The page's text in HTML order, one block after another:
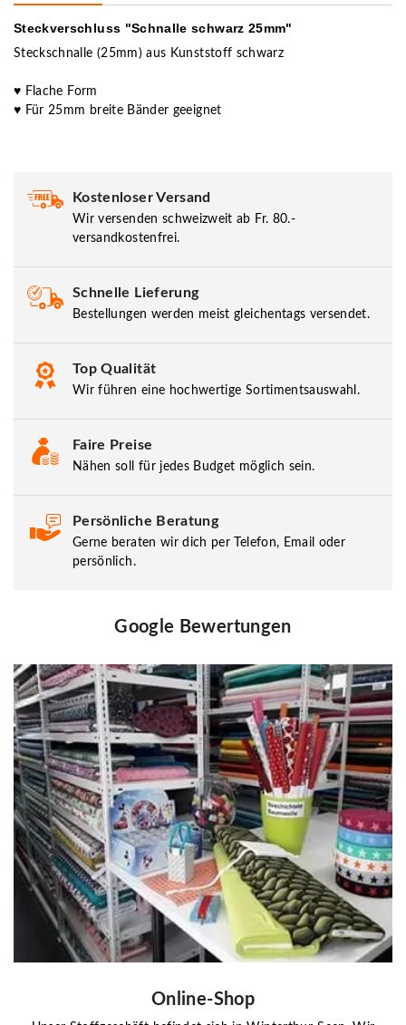
Steckverschluss "Schnalle schwarz 25mm"
Steckschnalle (25mm) aus Kunststoff schwarz
♥ Flache Form
♥ Für 25mm breite Bänder geeignet
Kostenloser Versand
Wir versenden schweizweit ab Fr. 80.-
versandkostenfrei.
Schnelle Lieferung
Bestellungen werden meist gleichentags versendet.
Top Qualität
Wir führen eine hochwertige Sortimentsauswahl.
Faire Preise
Nähen soll für jedes Budget möglich sein.
Persönliche Beratung
Gerne beraten wir dich per Telefon, Email oder
persönlich.
Google Bewertungen
Online-Shop